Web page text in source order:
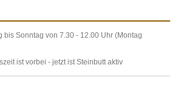
bis Sonntag von 7.30 - 12.00 Uhr (Montag
ist vorbei - jetzt ist Steinbutt aktiv